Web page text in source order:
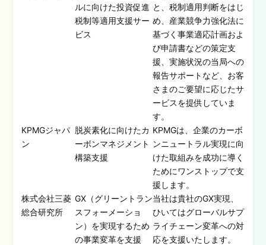
ルに向けた投資促進
税制等適用支援サー
ビス
と、税制適用判断をはじ
め、産業競争力強化法に
基づく事業適応計画およ
び申請書などの策定支
援、実施状況の当局への
報告サポートなど、お客
さまのご要望に応じたサ
ービスを提供していま
す。
KPMGジャパ
ン
脱炭素化に向けたカ
ーボンマネジメント
構築支援
KPMGは、企業のカーボ
ンニュートラル実現に向
けた取組みを成功に導く
ためにワンストップで支
援します。
株式会社三菱
総合研究所
GX（グリーントラン
スフォーメーショ
ン）を実現するため
の事業変革を支援
当社は貴社のGX実現、
ひいてはグローバルサプ
ライチェーン変革への対
応を支援いたします。